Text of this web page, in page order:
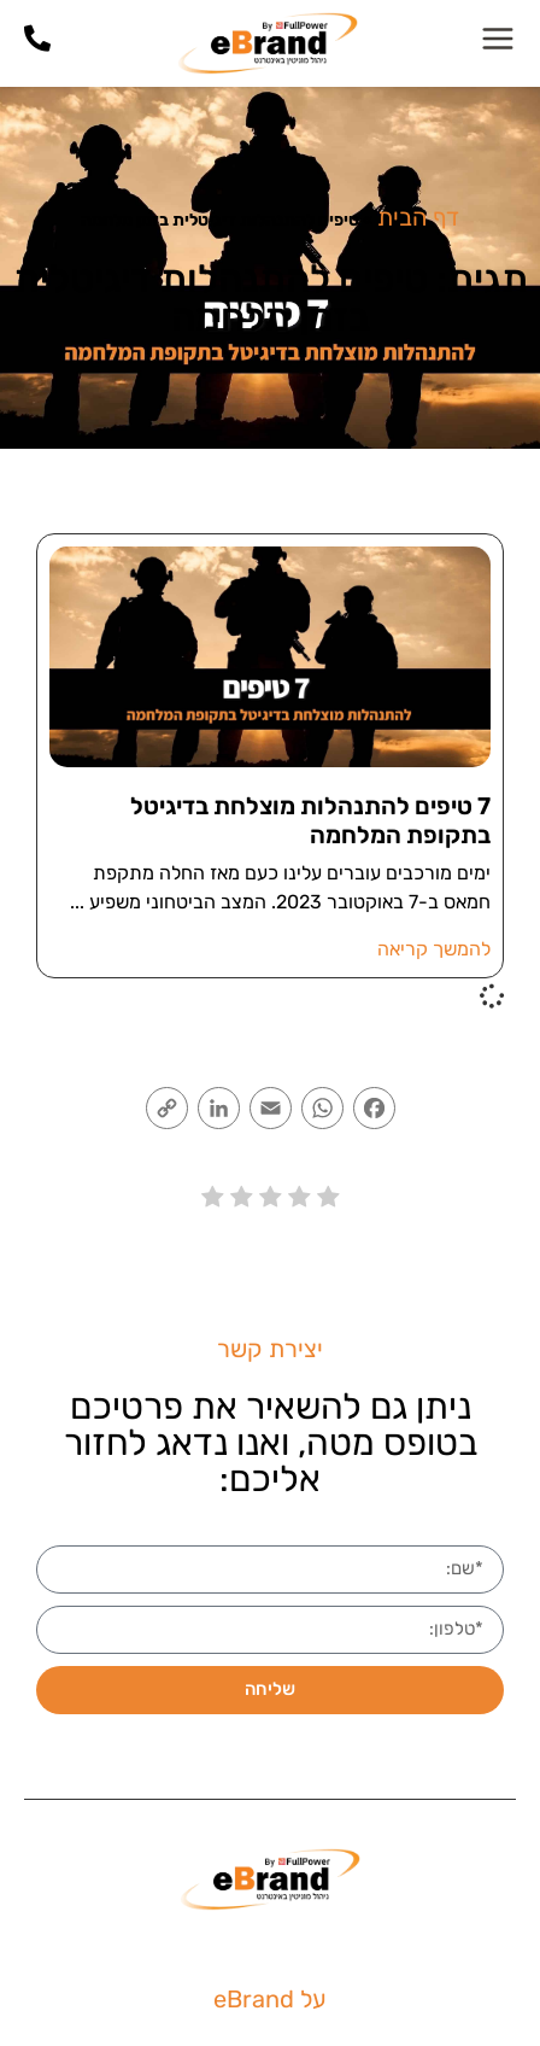
דף הבית טיפים להתנהלות דיגיטלית בזמן מלחמה
תגית: טיפים להתנהלות דיגיטלית
בזמן מלחמה
7 טיפים להתנהלות מוצלחת בדיגיטל
בתקופת המלחמה
ימים מורכבים עוברים עלינו כעם מאז החלה מתקפת
חמאס ב-7 באוקטובר 2023. המצב הביטחוני משפיע
להמשך קריאה
Facebook
WhatsApp
Email
LinkedIn
יצירת קשר
ניתן גם להשאיר את פרטיכם
בטופס מטה, ואנו נדאג לחזור
אליכם:
שליחה
על eBrand